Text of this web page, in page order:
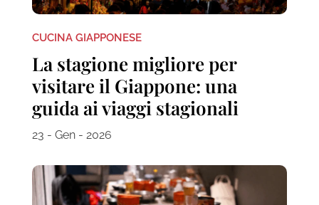
CUCINA GIAPPONESE
La stagione migliore per
visitare il Giappone: una
guida ai viaggi stagionali
23 - Gen - 2026